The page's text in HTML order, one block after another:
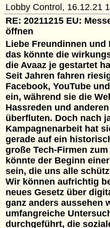
Lobby Control, 16.12.21
RE: 20211215 EU:
öffnen
Liebe Freundinnen und
das könnte die
die Avaaz je gestartet
Seit Jahren fahren
Facebook, YouTube
ein, während sie die
Hassreden und
überfluten. Doch nach
Kampagnenarbeit hat
gerade auf ein
große Tech-Firmen
könnte der Beginn
sein, die uns alle
Wir können aufrichtig
neues Gesetz über
ganz anders aussehen
umfangreiche
durchgeführt, die